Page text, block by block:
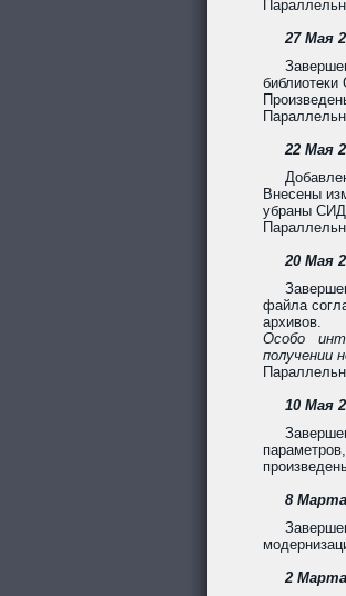
27 Мая
библиотеки
22 Мая
Внесены
убраны
20 Мая
файла
архивов.
Особо
получении
10 Мая
8 Марта
2 Марта